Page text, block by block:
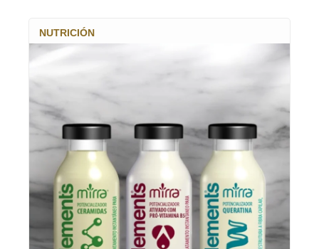
NUTRICIÓN